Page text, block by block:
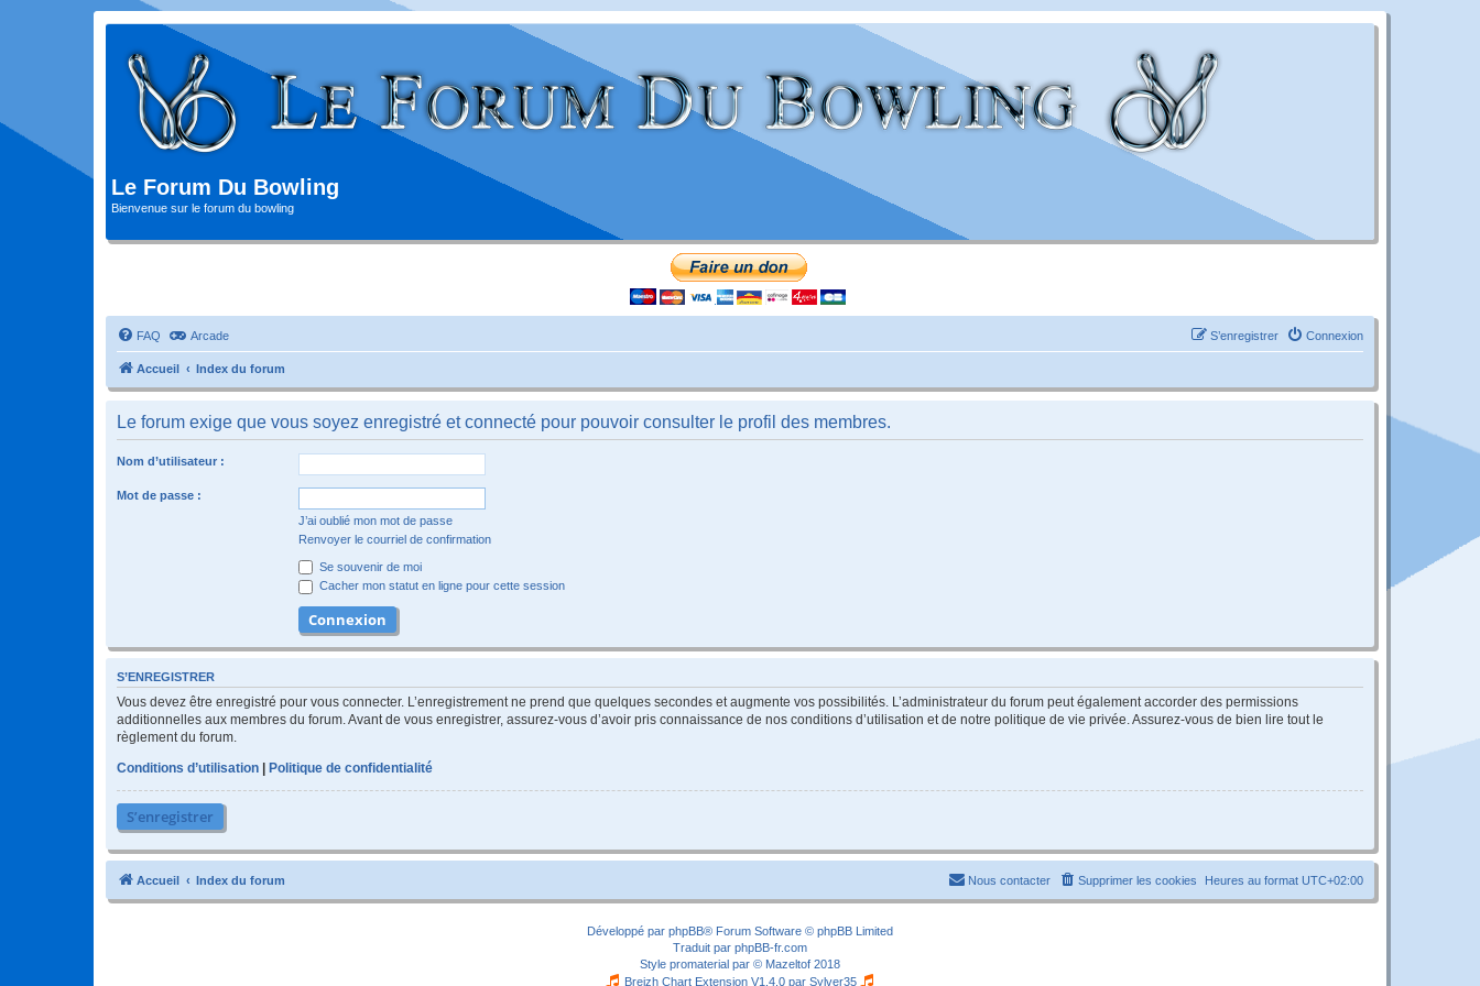
Le Forum Du Bowling
Bienvenue sur le forum du bowling
FAQ Arcade Connexion
S’enregistrer
Accueil Index du forum
Le forum exige que vous soyez enregistré et connecté pour pouvoir consulter le profil des membres.
Nom d’utilisateur :
Mot de passe :
J’ai oublié mon mot de passe
Renvoyer le courriel de confirmation
Se souvenir de moi
Cacher mon statut en ligne pour cette session
S’ENREGISTRER
Vous devez être enregistré pour vous connecter. L’enregistrement ne prend que quelques secondes et augmente vos possibilités. L’administrateur du forum peut également accorder des permissions
additionnelles aux membres du forum. Avant de vous enregistrer, assurez-vous d’avoir pris connaissance de nos conditions d’utilisation et de notre politique de vie privée. Assurez-vous de bien lire tout le
règlement du forum.
Conditions d’utilisation
Politique de confidentialité
S’enregistrer
Accueil Index du forum Heures au format UTC+02:00
Supprimer les cookies
Nous contacter
Développé par phpBB® Forum Software © phpBB Limited
Traduit par phpBB-fr.com
Style promaterial par © Mazeltof 2018
Breizh Chart Extension V1.4.0 par Sylver35